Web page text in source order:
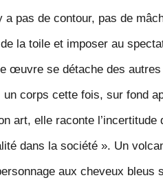
a pas de contour, pas de
la toile et imposer au
œuvre se détache des
un corps cette fois, sur fond
art, elle raconte l’incertitude
dans la société ». Un
aux cheveux bleus